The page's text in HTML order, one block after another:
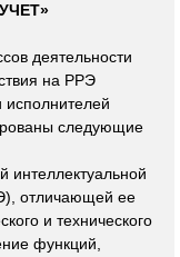
деятельности
на РРЭ
исполнителей
следующие
интеллектуальной
отличающей ее
и технического
функций,